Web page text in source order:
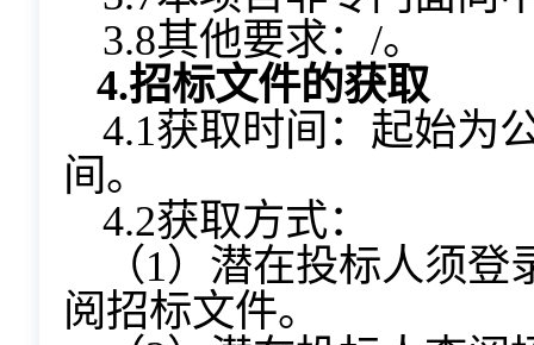
3.8其他要求：/。
4.招标文件的获取
4.1获取时间：起始为
间。
4.2获取方式：
（1）潜在投标人须
阅招标文件。